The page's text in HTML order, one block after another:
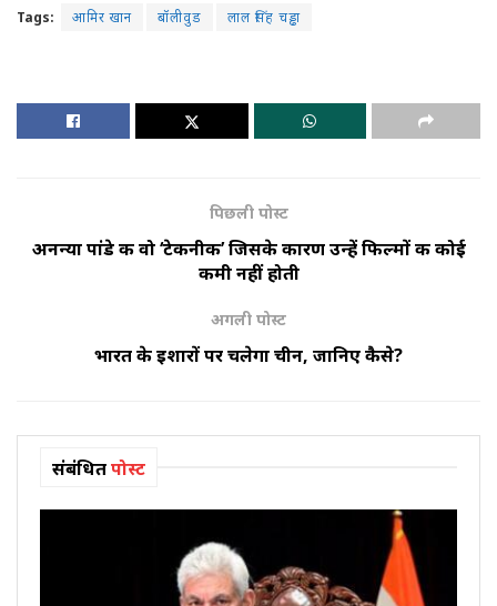
Tags: आमिर खान बॉलीवुड लाल सिंह चड्ढा
पिछली पोस्ट
अनन्या पांडे की वो ‘टेकनीक’ जिसके कारण उन्हें फिल्मों की कोई
कमी नहीं होती
अगली पोस्ट
भारत के इशारों पर चलेगा चीन, जानिए कैसे?
संबंधितपोस्ट